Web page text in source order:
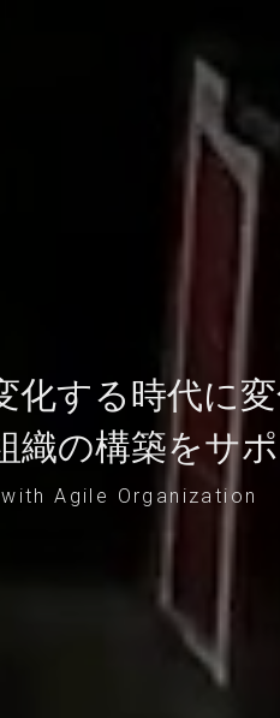
化する時代に
織の構築をサポ
Agile Organization